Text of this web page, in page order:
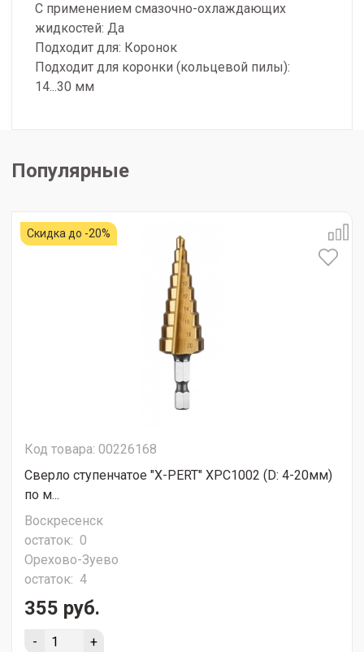
С применением смазочно-охлаждающих
жидкостей: Да
Подходит для: Коронок
Подходит для коронки (кольцевой пилы):
14...30 мм
Популярные
Скидка до -20%
Код товара: 00226168
Сверло ступенчатое "X-PERT" XPC1002 (D: 4-20мм)
по м...
Воскресенск
остаток: 0
Орехово-Зуево
остаток: 4
355 руб.
- +